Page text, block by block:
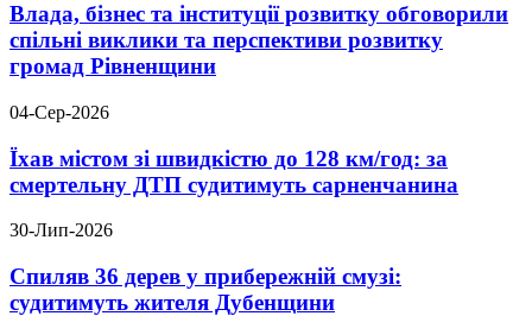
Влада, бізнес та інституції розвитку обговорили
спільні виклики та перспективи розвитку
громад Рівненщини
04-Сер-2026
Їхав містом зі швидкістю до 128 км/год: за
смертельну ДТП судитимуть сарненчанина
30-Лип-2026
Спиляв 36 дерев у прибережній смузі:
судитимуть жителя Дубенщини